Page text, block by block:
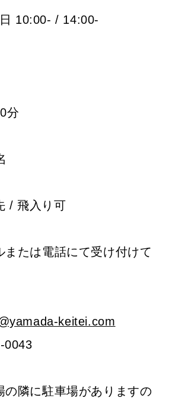
10:00- / 14:00-
分
/ 飛入り可
または電話にて受け付けて
keitei.com
0043
の隣に駐車場がありますの